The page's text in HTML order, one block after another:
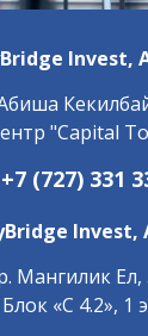
Invest,
"Capital
+7 (727) 331
Invest,
Мангилик Ел,
Блок «С 4.2», 1